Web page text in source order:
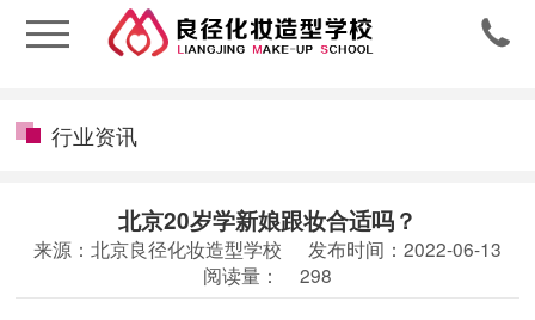

行业资讯
北京20岁学新娘跟妆合适吗？
来源：北京良径化妆造型学校
发布时间：2022-06-13
阅读量：
298